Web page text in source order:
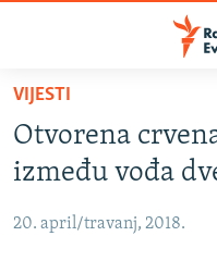
Pređite
glavni
sadržaj
na
BOSNA I HERCEGOVINA
KOSOVO
VIJESTI
Otvorena
između vođa
20. april/travanj, 2018.